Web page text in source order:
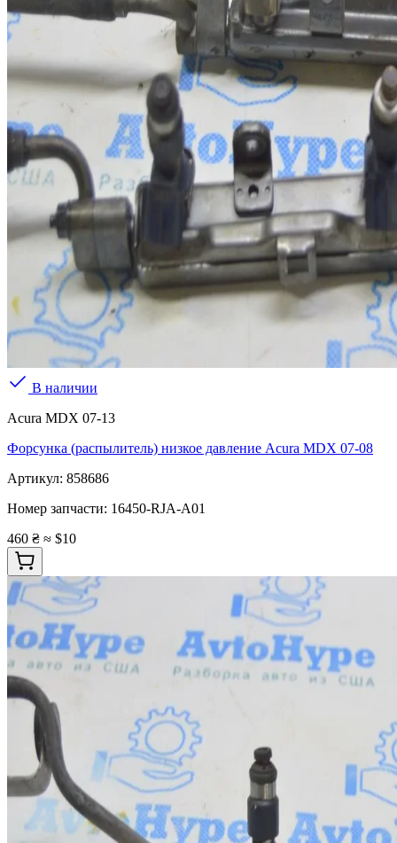
В наличии
Acura MDX 07-13
Форсунка (распылитель) низкое давление Acura MDX 07-08
Артикул: 858686
Номер запчасти: 16450-RJA-A01
460 ₴ ≈ $10